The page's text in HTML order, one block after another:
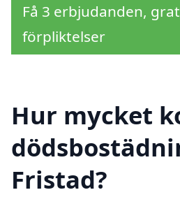
Få 3 erbjudanden,
förpliktelser
Hur mycket
Fristad?